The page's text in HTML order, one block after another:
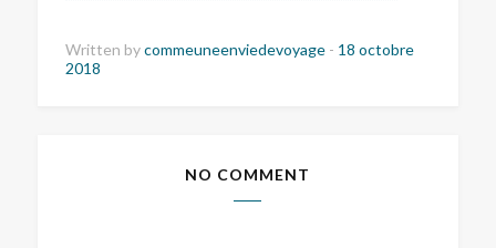
Written bycommeuneenviedevoyage - 18 octobre
2018
NO COMMENT